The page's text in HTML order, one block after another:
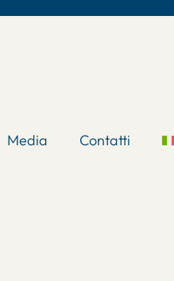
Media Contatti